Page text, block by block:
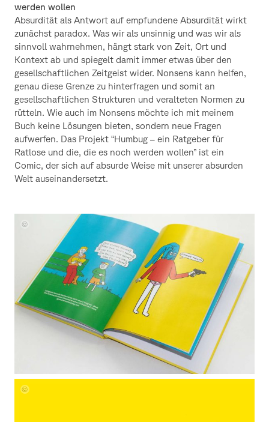
werden wollen
Absurdität als Antwort auf empfundene Absurdität wirkt
zunächst paradox. Was wir als unsinnig und was wir als
sinnvoll wahrnehmen, hängt stark von Zeit, Ort und
Kontext ab und spiegelt damit immer etwas über den
gesellschaftlichen Zeitgeist wider. Nonsens kann helfen,
genau diese Grenze zu hinterfragen und somit an
gesellschaftlichen Strukturen und veralteten Normen zu
rütteln. Wie auch im Nonsens möchte ich mit meinem
Buch keine Lösungen bieten, sondern neue Fragen
aufwerfen. Das Projekt “Humbug – ein Ratgeber für
Ratlose und die, die es noch werden wollen” ist ein
Comic, der sich auf absurde Weise mit unserer absurden
Welt auseinandersetzt.